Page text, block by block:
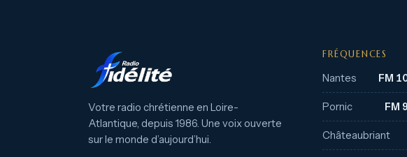
Votre radio chrétienne en Loire-
Atlantique, depuis 1986. Une voix ouverte
sur le monde d’aujourd’hui.
FRÉQUENCES
Nantes FM
Pornic FM
Châteaubriant